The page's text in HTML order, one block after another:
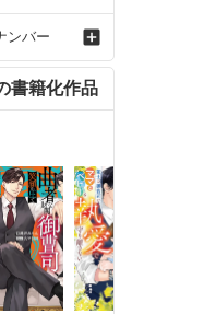
ンバー
書籍化作品